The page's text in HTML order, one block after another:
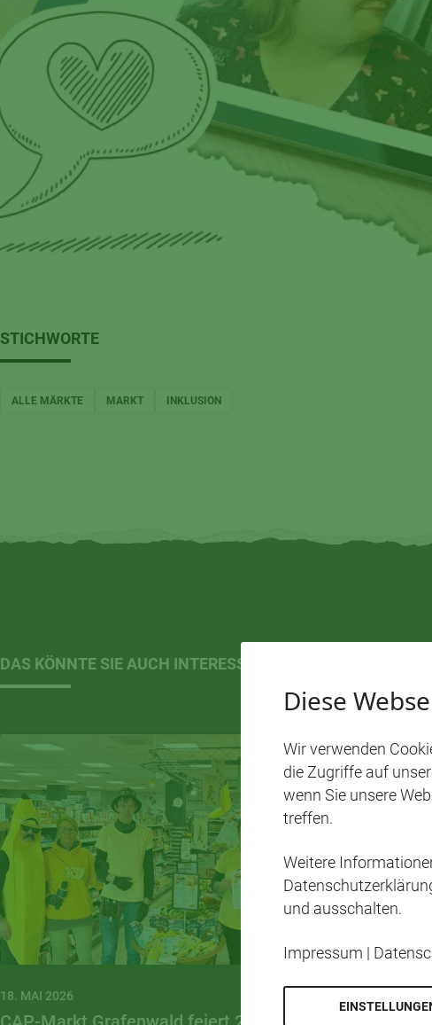
STICHWORTE
ALLE MÄRKTE MARKT INKLUSION
DAS KÖNNTE SIE AUCH INTERESSIEREN…
18. MAI 2026
Diese
Wir verwenden
die Zugriffe auf
wenn Sie unsere
treffen.
Weitere
und ausschalten.
Impressum |